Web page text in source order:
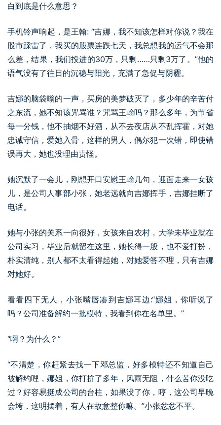
白到底是什么意思？
手机铃声响起，是王翰: “吉娜，我不知该怎样对你说？我在
股市踩雷了，我买的股票连跌七天，我总想我的运气不会那
么差，结果，我们投进的30万，只剩……只剩3万了。”他的
语气没有了往日的沉稳与阳光，充满了急促与阴霾。
吉娜的脑袋嗡的一声，买房的美梦破灭了，多少年的辛苦付
之东流，她不知该咒骂谁？咒骂王翰吗？那么多年，为节省
每一分钱，他不抽烟不好酒，从不去夜店从不乱挥霍，对她
忠诚守信，爱她入骨，这样的男人，偶尔犯一次错，即使错
误再大，她也没理由责怪。
她沉默了一会儿，刚想开口安慰王翰几句，迎面走来一女孩
儿，是公司人事部小张，她老远就向吉娜挥手，吉娜挂断了
电话。
她与小张的关系一向很好，女孩来自农村，大学未毕业就在
公司实习，毕业后就留在这里，她长得一般，也不爱打扮，
朴实清纯，别人都不太看得起她，对她爱答不理，只有吉娜
对她好。
看看四下无人，小张嘴唇凑到吉娜耳边:“娜姐，你听说了
吗？公司准备解约一批模特，我看到你在名单里。”
“啊？为什么？”
“不清楚，你赶紧去找一下邓总监，好多模特还不知道自己
被解约哩，娜姐，你打拚了多年，风雨无阻，什么苦你没吃
过？好容易挺成公司的台柱，如果没了你，哼，这公司早晚
会垮，这明摆着，有人在故意整你嘛。”小张忿忿不平。